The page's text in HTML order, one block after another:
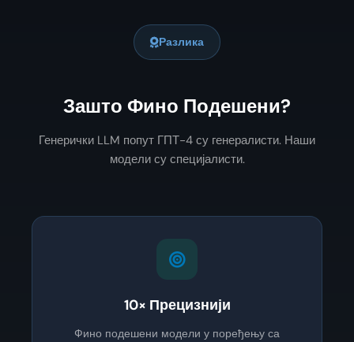
Разлика
Зашто Фино Подешени?
Генерички LLM попут ГПТ-4 су генералисти. Наши
модели су специјалисти.
10× Прецизнији
Фино подешени модели у поређењу са